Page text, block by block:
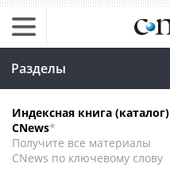
Разделы
Индексная книга (каталог)
CNews*
Получите все материалы
CNews по ключевому слову